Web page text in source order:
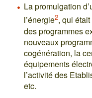
La promulgation
l’énergie2, qui
des programmes
nouveaux
cogénération, la
équipements
l’activité des
etc.